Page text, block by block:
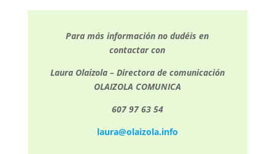
Para más información no dudéis en
contactar con
Laura Olaizola – Directora de comunicación
OLAIZOLA COMUNICA
607 97 63 54
laura@olaizola.info